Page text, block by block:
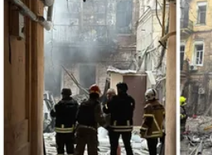
Фото та відео
Для терору ворог застосував ракети
час назад 26,9 т.
Нардепи взяли гроші з
елітних квартир у Києві:
просив кошти та де